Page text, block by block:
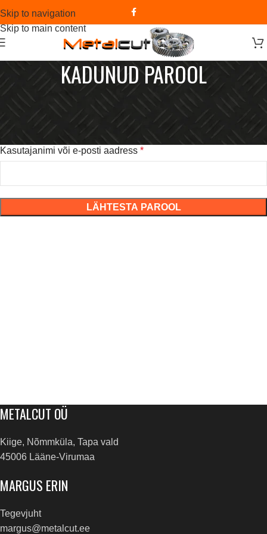
Skip to navigation
Skip to main content
KADUNUD PAROOL
Kaotasid või unustasid parooli? Palun sisesta oma
kasutajanimi või e-posti aadress. Sulle saadetakse kiri lingiga,
mille abil saad endale uue parooli määrata.
Kasutajanimi või e-posti aadress *
LÄHTESTA PAROOL
METALCUT OÜ
Kiige, Nõmmküla, Tapa vald
45006 Lääne-Virumaa
MARGUS ERIN
Tegevjuht
margus@metalcut.ee